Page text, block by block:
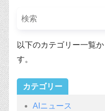
以下のカテゴリー一覧
す。
カテゴリー
AIニュース